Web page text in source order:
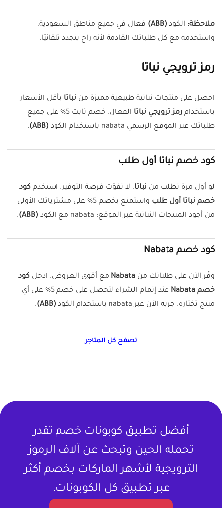
ملاحظة: الكود (ABB)
فعال في جميع مناطق السعودية،
واستخدمه مع كل طلباتك القادمة لأنه راح يتجدد تلقائيًا.
رمز ترويجي نباتا
احصل على منتجات نباتية طبيعية مميزة من نباتا بأقل الأسعار
باستخدام رمز ترويجي نباتا
الفعال. خصم ثابت 5% على جميع
طلباتك عبر الموقع الرسمي nabata باستخدام الكود
(ABB)
.
كود خصم نباتا أول طلب
لو أول مرة تطلب من نباتا، لا تفوّت فرصة التوفير. استخدم كود
خصم نباتا أول طلب
واستمتع بخصم 5% على مشترياتك الأولى
من أجود المنتجات النباتية عبر الموقع: nabata مع الكود
(ABB)
.
كود خصم Nabata
وفّر الآن على طلباتك من Nabata مع أقوى العروض. ادخل كود
خصم Nabata
عند إتمام الشراء لتحصل على خصم 5% على أي
منتج تختاره. جربه الآن عبر nabata باستخدام الكود
(ABB)
.
تصفح كل المتاجر
أفضل تطبيق كوبونات خصم تقدر
تحمله الحين وتبحث عن آلاف الرموز
الترويجية لأشهر الماركات بخصم أكثر
عبر تطبيق كل الكوبونات.